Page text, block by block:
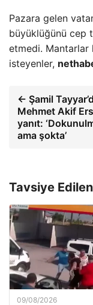
Pazara gelen
büyüklüğünü cep
etmedi. Mantarlar
isteyenler,
← Şamil
Mehmet Akif
yanıt:
ama şokta’
Tavsiye
09/08/2026